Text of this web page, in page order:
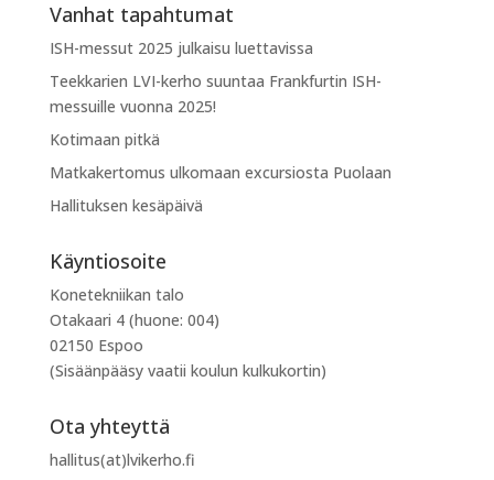
Vanhat tapahtumat
ISH-messut 2025 julkaisu luettavissa
Teekkarien LVI-kerho suuntaa Frankfurtin ISH-
messuille vuonna 2025!
Kotimaan pitkä
Matkakertomus ulkomaan excursiosta Puolaan
Hallituksen kesäpäivä
Käyntiosoite
Konetekniikan talo
Otakaari 4 (huone: 004)
02150 Espoo
(Sisäänpääsy vaatii koulun kulkukortin)
Ota yhteyttä
hallitus(at)lvikerho.fi